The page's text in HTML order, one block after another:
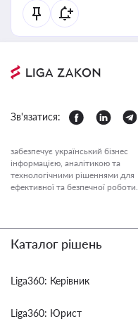
Зв'язатися:
забезпечує український бізнес
інформацією, аналітикою та
технологічними рішеннями для
ефективної та безпечної роботи.
Каталог рішень
Liga360: Керівник
Liga360: Юрист